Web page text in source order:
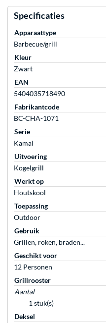
Specificaties
Apparaattype
Barbecue/grill
Kleur
Zwart
EAN
5404035718490
Fabrikantcode
BC-CHA-1071
Serie
Kamal
Uitvoering
Kogelgrill
Werkt op
Houtskool
Toepassing
Outdoor
Gebruik
Grillen, roken, braden...
Geschikt voor
12 Personen
Grillrooster
Aantal
1 stuk(s)
Deksel